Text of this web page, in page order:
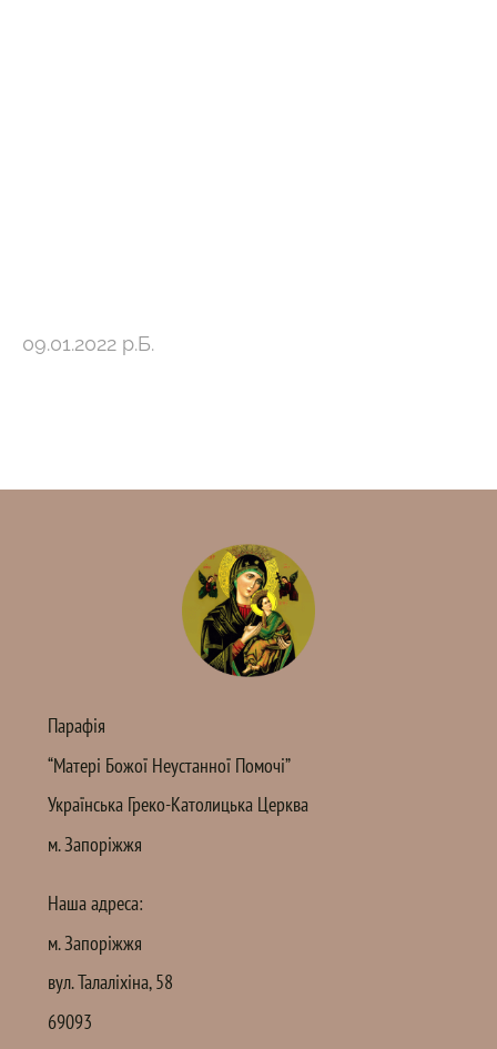
09.01.2022 р.Б.
Парафія
“Матері Божої Неустанної Помочі”
Українська Греко-Католицька Церква
м. Запоріжжя
Наша адреса:
м. Запоріжжя
вул. Талаліхіна, 58
69093